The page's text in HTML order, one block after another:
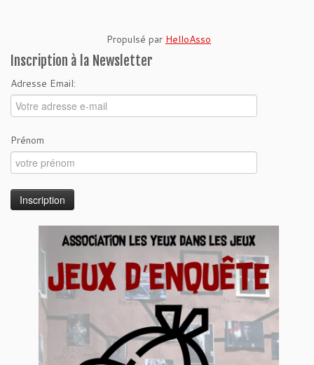
Propulsé par HelloAsso
Inscription à la Newsletter
Adresse Email:
Prénom